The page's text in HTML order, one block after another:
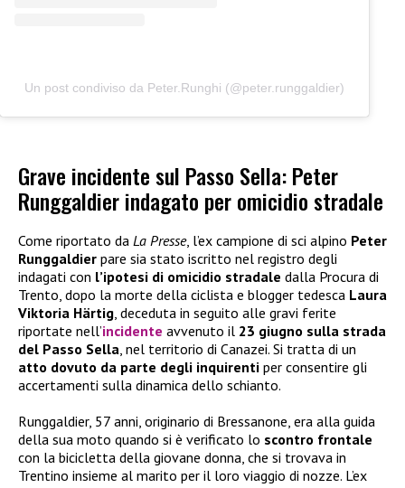
Un post condiviso da Peter.Runghi (@peter.runggaldier)
Grave incidente sul Passo Sella: Peter
Runggaldier indagato per omicidio stradale
Come riportato da La Presse, l’ex campione di sci alpino Peter
Runggaldier pare sia stato iscritto nel registro degli
indagati con l’ipotesi di omicidio stradale dalla Procura di
Trento, dopo la morte della ciclista e blogger tedesca Laura
Viktoria Härtig , deceduta in seguito alle gravi ferite
riportate nell’incidente avvenuto il 23 giugno sulla strada
del Passo Sella , nel territorio di Canazei. Si tratta di un
atto dovuto da parte degli inquirenti per consentire gli
accertamenti sulla dinamica dello schianto.
Runggaldier, 57 anni, originario di Bressanone, era alla guida
della sua moto quando si è verificato lo scontro frontale
con la bicicletta della giovane donna, che si trovava in
Trentino insieme al marito per il loro viaggio di nozze. L’ex